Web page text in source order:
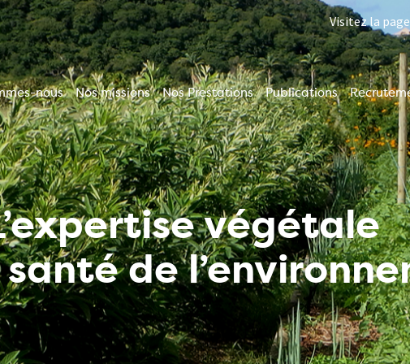
Visitez la page
nous Nos missions Nos Prestations Publications
végétale
de